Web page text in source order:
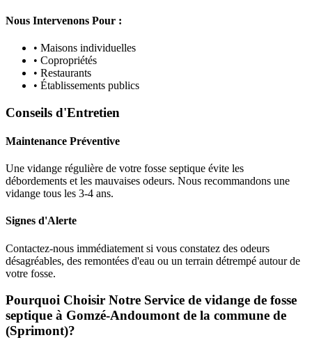
Nous Intervenons Pour :
• Maisons individuelles
• Copropriétés
• Restaurants
• Établissements publics
Conseils d'Entretien
Maintenance Préventive
Une vidange régulière de votre fosse septique évite les
débordements et les mauvaises odeurs. Nous recommandons une
vidange tous les 3-4 ans.
Signes d'Alerte
Contactez-nous immédiatement si vous constatez des odeurs
désagréables, des remontées d'eau ou un terrain détrempé autour de
votre fosse.
Pourquoi Choisir Notre Service de vidange de fosse
septique à Gomzé-Andoumont de la commune de
(Sprimont)?